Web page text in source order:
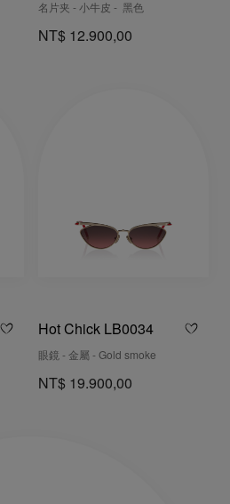
名片夹 - 小牛皮 - 黑色
NT$ 12.900,00
Hot Chick LB0034
眼鏡 - 金屬 - Gold smoke
NT$ 19.900,00